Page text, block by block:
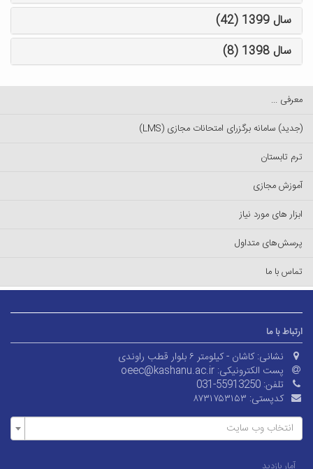
سال 1399 (42)
سال 1398 (8)
معرفی ...
(جدید) سامانه برگزرای امتحانات مجازی (LMS)
ترم تابستان
آموزش مجازی
ابزار های مورد نیاز
پرسش‌های متداول
تماس با ما
ارتباط با ما
نشانی: کاشان - کیلومتر ۶ بلوار قطب راوندی
پست الکترونیکی: oeec@kashanu.ac.ir
تلفن: 031-55913250
کدپستی: ۸۷۳۱۷۵۳۱۵۳
انتخاب وب سایت